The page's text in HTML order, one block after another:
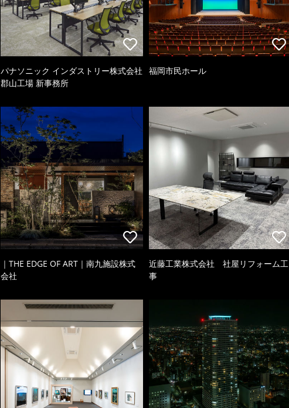
パナソニック インダストリー株式会社
郡山工場 新事務所
福岡市民ホール
｜THE EDGE OF ART｜南九施設株式
会社
近藤工業株式会社 社屋リフォーム工
事